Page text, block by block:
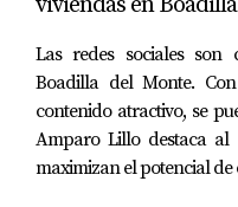
sostenible
La familia González
buscar una propiedad
sostenibles. Al
solares y sistemas de
Las redes sociales son
Boadilla del Monte.
contenido atractivo, se
Amparo Lillo destaca al
maximizan el potencial